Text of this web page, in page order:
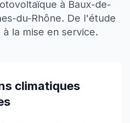
à Baux-de-
du-Rhône. De l'étude
à la mise en service.
climatiques